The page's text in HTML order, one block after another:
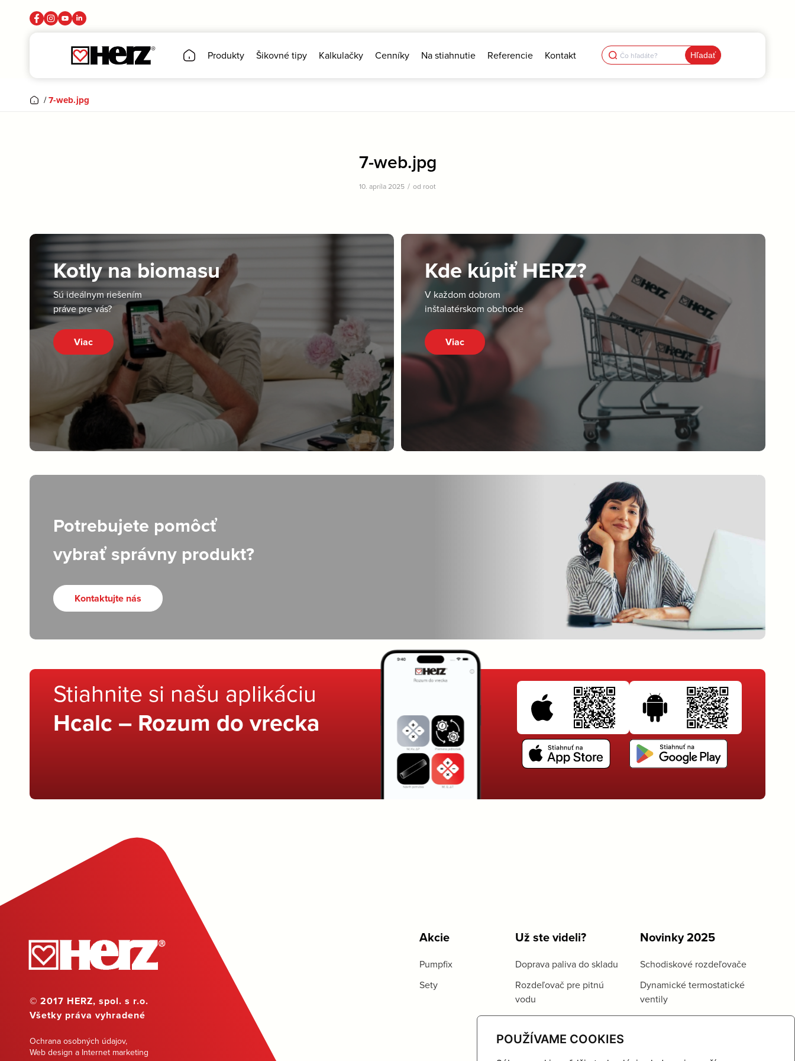
POUŽÍVAME COOKIES
Produkty Šikovné tipy Kalkulačky Cenníky Na stiahnutie Referencie Kontakt Search
for:
/7-web.jpg
7-web.jpg
10. apríla 2025 / od root
Kotly na biomasu
Sú ideálnym riešením
práve pre vás?
Viac
Kde kúpiť HERZ?
V každom dobrom
inštalatérskom obchode
Viac
Potrebujete pomôcť
vybrať správny produkt?
Kontaktujte nás
Stiahnite si našu aplikáciu
Hcalc – Rozum do vrecka
© 2017 HERZ, spol. s r.o.
Všetky práva vyhradené
Ochrana osobných údajov,
Web design a Internet marketing
Akcie
Pumpfix
Sety
Už ste videli?
Doprava paliva do skladu
Rozdeľovač pre pitnú
vodu
Novinky 2025
Schodiskové rozdeľovače
Dynamické termostatické
ventily